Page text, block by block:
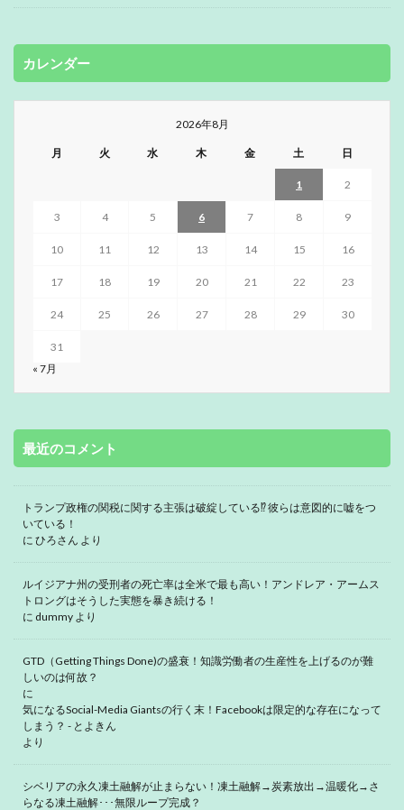
カレンダー
2026年8月
月 火 水 木 金 土 日
1 2
3 4 5 6 7 8 9
10 11 12 13 14 15 16
17 18 19 20 21 22 23
24 25 26 27 28 29 30
31
« 7月
最近のコメント
トランプ政権の関税に関する主張は破綻している⁉ 彼らは意図的に嘘をつ
いている！
に ひろさん より
ルイジアナ州の受刑者の死亡率は全米で最も高い！アンドレア・アームス
トロングはそうした実態を暴き続ける！
に dummy より
GTD（Getting Things Done)の盛衰！知識労働者の生産性を上げるのが難
しいのは何故？
に
気になるSocial-Media Giantsの行く末！Facebookは限定的な存在になって
しまう？ - とよきん
より
シベリアの永久凍土融解が止まらない！凍土融解→炭素放出→温暖化→さ
らなる凍土融解･･･無限ループ完成？